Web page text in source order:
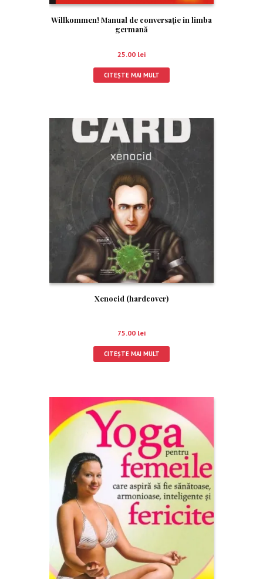
Willkommen! Manual de conversație in limba
germană
25.00 lei
CITEȘTE MAI MULT
Xenocid (hardcover)
75.00 lei
CITEȘTE MAI MULT